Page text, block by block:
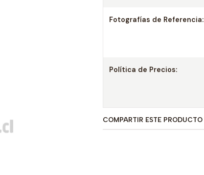
Fotografías de Referencia:
Política de Precios:
COMPARTIR ESTE PRODUCTO